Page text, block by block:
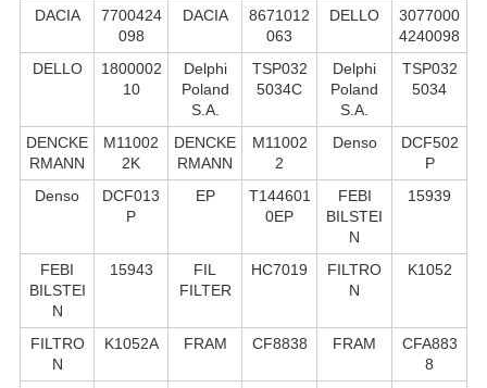
DACIA
7700424
098
DACIA
8671012
063
DELLO
3077000
4240098
DELLO
1800002
10
Delphi
Poland
S.А.
TSP032
5034C
Delphi
Poland
S.А.
TSP032
5034
DENCKE
RMANN
M11002
2K
DENCKE
RMANN
M11002
2
Denso
DCF502
P
Denso
DCF013
P
EP
T144601
0EP
FEBI
BILSTEI
N
15939
FEBI
BILSTEI
N
15943
FIL
FILTER
HC7019
FILTRO
N
K1052
FILTRO
N
K1052A FRAM CF8838 FRAM
CFA883
8